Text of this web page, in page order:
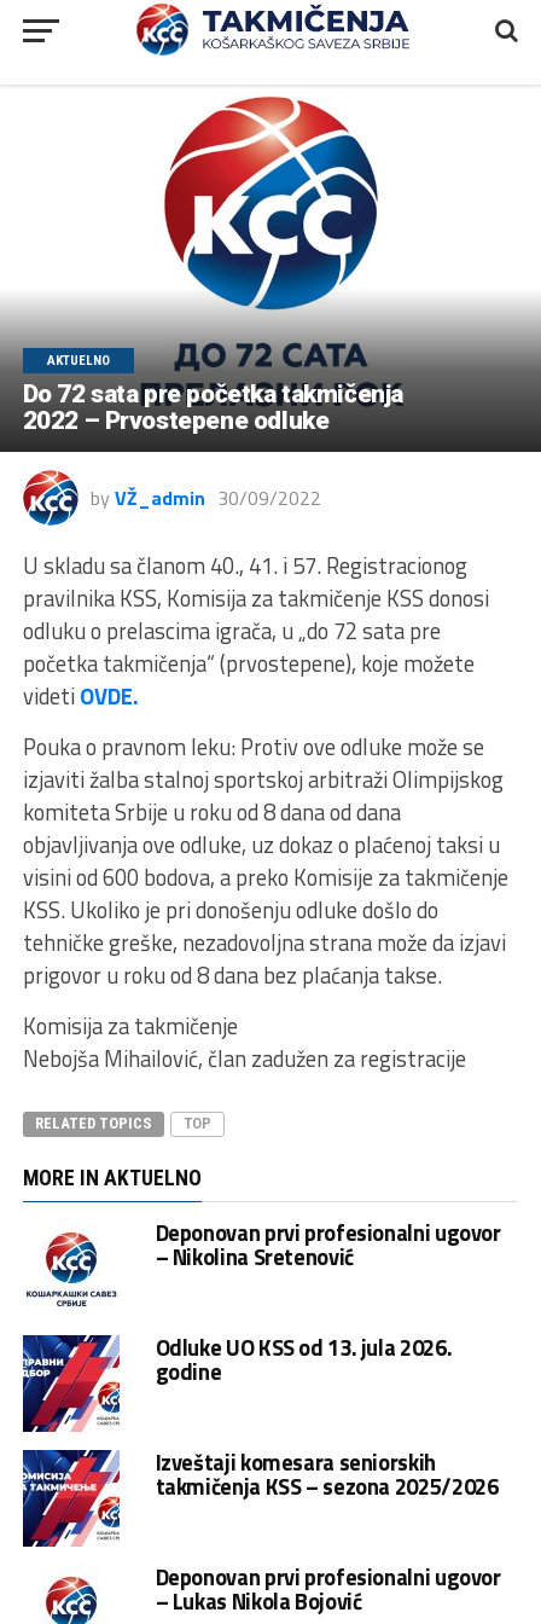
AKTUELNO
Do 72 sata pre početka takmičenja
2022 – Prvostepene odluke
by VŽ_admin 30/09/2022
U skladu sa članom 40., 41. i 57. Registracionog
pravilnika KSS, Komisija za takmičenje KSS donosi
odluku o prelascima igrača, u „do 72 sata pre
početka takmičenja“ (prvostepene), koje možete
videtiOVDE.
Pouka o pravnom leku: Protiv ove odluke može se
izjaviti žalba stalnoj sportskoj arbitraži Olimpijskog
komiteta Srbije u roku od 8 dana od dana
objavljivanja ove odluke, uz dokaz o plaćenoj taksi u
visini od 600 bodova, a preko Komisije za takmičenje
KSS. Ukoliko je pri donošenju odluke došlo do
tehničke greške, nezadovoljna strana može da izjavi
prigovor u roku od 8 dana bez plaćanja takse.
Komisija za takmičenje
Nebojša Mihailović, član zadužen za registracije
RELATED TOPICS TOP
MORE IN AKTUELNO
Deponovan prvi profesionalni ugovor
– Nikolina Sretenović
Odluke UO KSS od 13. jula 2026.
godine
Izveštaji komesara seniorskih
takmičenja KSS – sezona 2025/2026
Deponovan prvi profesionalni ugovor
– Lukas Nikola Bojović